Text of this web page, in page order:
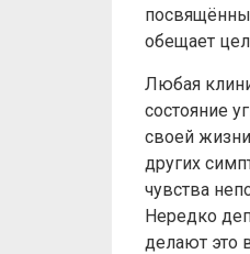
обещает
Любая
состояние
своей
других
чувства
Нередко
делают это